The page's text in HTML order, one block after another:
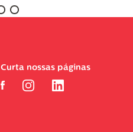
Curta nossas páginas